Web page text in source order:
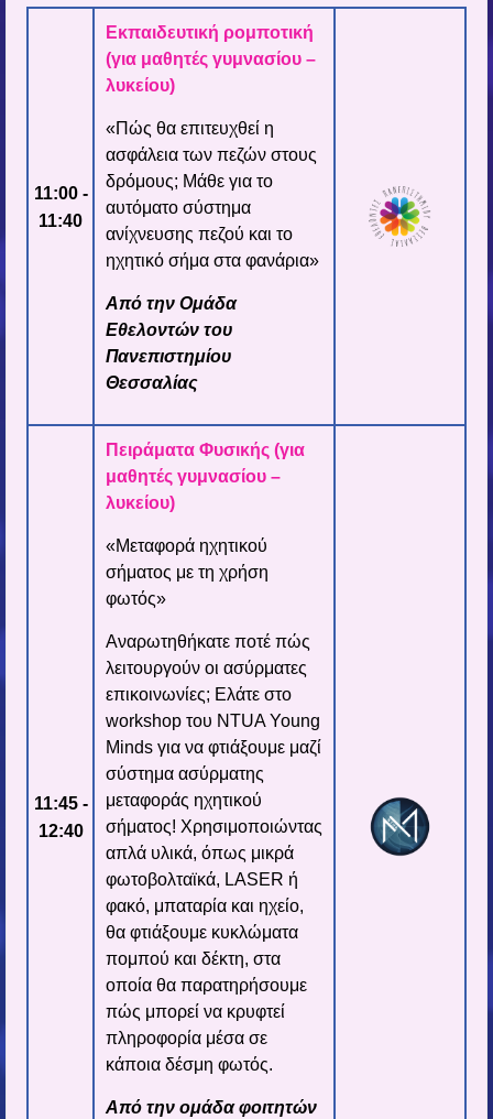
11:00 -
11:40
Εκπαιδευτική ρομποτική
(για μαθητές γυμνασίου –
λυκείου)
«Πώς θα επιτευχθεί η
ασφάλεια των πεζών στους
δρόμους; Μάθε για το
αυτόματο σύστημα
ανίχνευσης πεζού και το
ηχητικό σήμα στα φανάρια»
Από την Ομάδα
Εθελοντών του
Πανεπιστημίου
Θεσσαλίας
11:45 -
12:40
Πειράματα Φυσικής (για
μαθητές γυμνασίου –
λυκείου)
«Μεταφορά ηχητικού
σήματος με τη χρήση
φωτός»
Αναρωτηθήκατε ποτέ πώς
λειτουργούν οι ασύρματες
επικοινωνίες; Ελάτε στο
workshop του NTUA Young
Minds για να φτιάξουμε μαζί
σύστημα ασύρματης
μεταφοράς ηχητικού
σήματος! Χρησιμοποιώντας
απλά υλικά, όπως μικρά
φωτοβολταϊκά, LASER ή
φακό, μπαταρία και ηχείο,
θα φτιάξουμε κυκλώματα
πομπού και δέκτη, στα
οποία θα παρατηρήσουμε
πώς μπορεί να κρυφτεί
πληροφορία μέσα σε
κάποια δέσμη φωτός.
Από την ομάδα φοιτητών